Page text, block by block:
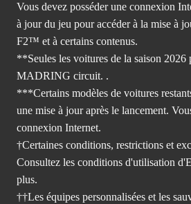
Vous devez posséder une connexion
à jour du jeu pour accéder à la mise à
F2™ et à certains contenus.
**Seules les voitures de la saison 2026
MADRING circuit. .
***Certains modèles de voitures
une mise à jour après le lancement.
connexion Internet.
†Certaines conditions, restrictions et
Consultez les conditions d'utilisation
plus.
††Les équipes personnalisées et les